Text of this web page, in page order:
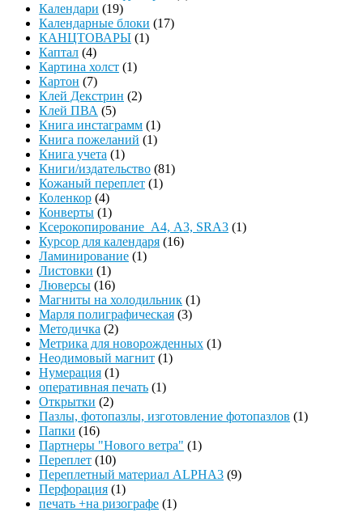
Календари (19)
Календарные блоки (17)
КАНЦТОВАРЫ (1)
Каптал (4)
Картина холст (1)
Картон (7)
Клей Декстрин (2)
Клей ПВА (5)
Книга инстаграмм (1)
Книга пожеланий (1)
Книга учета (1)
Книги/издательство (81)
Кожаный переплет (1)
Коленкор (4)
Конверты (1)
Ксерокопирование А4, А3, SRA3 (1)
Курсор для календаря (16)
Ламинирование (1)
Листовки (1)
Люверсы (16)
Магниты на холодильник (1)
Марля полиграфическая (3)
Методичка (2)
Метрика для новорожденных (1)
Неодимовый магнит (1)
Нумерация (1)
оперативная печать (1)
Открытки (2)
Пазлы, фотопазлы, изготовление фотопазлов (1)
Папки (16)
Партнеры "Нового ветра" (1)
Переплет (10)
Переплетный материал ALPHA3 (9)
Перфорация (1)
печать +на ризографе (1)